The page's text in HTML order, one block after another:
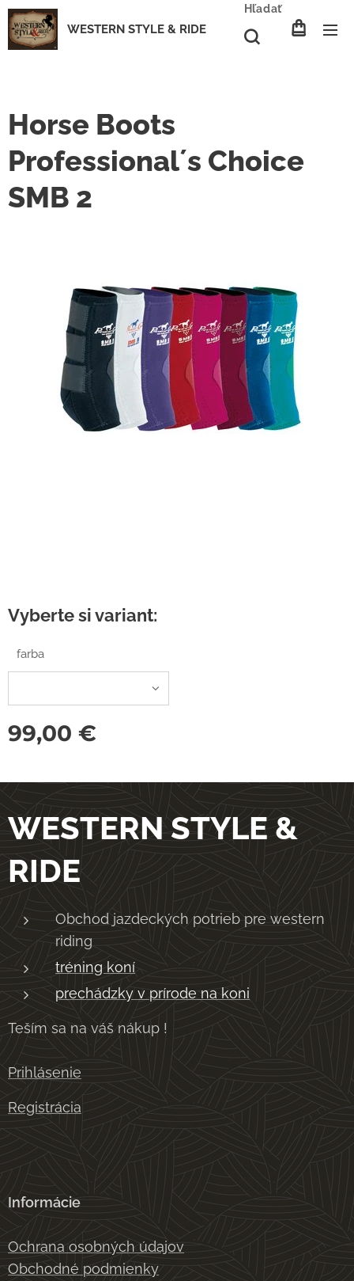
WESTERN STYLE & RIDE
Hľadať
Horse Boots
Professional´s Choice
SMB 2
Vyberte si variant:
farba
99,00 €
WESTERN STYLE &
RIDE
Obchod jazdeckých potrieb pre western
riding
tréning koní
prechádzky v prírode na koni
Teším sa na váš nákup !
Prihlásenie
Registrácia
Informácie
Ochrana osobných údajov
Obchodné podmienky